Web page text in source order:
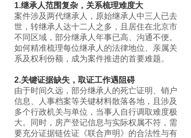
1.继承人范围复杂，关系梳理难度大
案件涉及两代继承人，原始继承人中三人已去
世，转继承人达十二人之多，且居住在北京市
不同区域，部分继承人年事已高、沟通不便。
如何精准梳理每位继承人的法律地位、亲属关
系及权利份额，成为案件推进的首要难题。
2.关键证据缺失，取证工作遇阻碍
由于时间久远，部分继承人的死亡证明、销户
信息、人事档案等关键材料散落各地，且涉及
多个行政机关与单位，当事人自行调取难度极
大。同时，房产登记信息与实际权属不符，需
要充分证据链佐证《联合声明》的合法性与有